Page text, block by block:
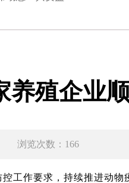
养殖企业
浏览次数：166
工作要求，持续推进动物